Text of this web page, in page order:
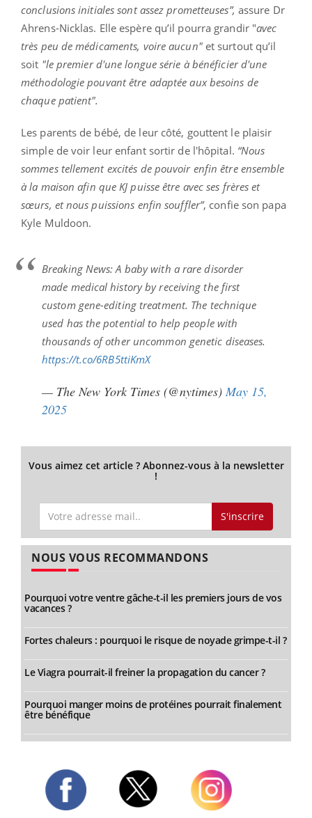
conclusions initiales sont assez prometteuses”, assure Dr
Ahrens-Nicklas. Elle espère qu’il pourra grandir "avec
très peu de médicaments, voire aucun"et surtout qu’il
soit "le premier d'une longue série à bénéficier d'une
méthodologie pouvant être adaptée aux besoins de
chaque patient".
Les parents de bébé, de leur côté, gouttent le plaisir
simple de voir leur enfant sortir de l'hôpital. “Nous
sommes tellement excités de pouvoir enfin être ensemble
à la maison afin que KJ puisse être avec ses frères et
sœurs, et nous puissions enfin souffler”, confie son papa
Kyle Muldoon.
Breaking News: A baby with a rare disorder
made medical history by receiving the first
custom gene-editing treatment. The technique
used has the potential to help people with
thousands of other uncommon genetic diseases.
https://t.co/6RB5ttiKmX
— The New York Times (@nytimes) May 15,
2025
Vous aimez cet article ? Abonnez-vous à la newsletter
!
S'inscrire
NOUS VOUS RECOMMANDONS
Pourquoi votre ventre gâche-t-il les premiers jours de vos
vacances ?
Fortes chaleurs : pourquoi le risque de noyade grimpe-t-il ?
Le Viagra pourrait-il freiner la propagation du cancer ?
Pourquoi manger moins de protéines pourrait finalement
être bénéfique